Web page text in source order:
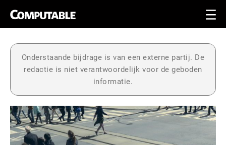
Onderstaande bijdrage is van een externe partij. De
redactie is niet verantwoordelijk voor de geboden
informatie.